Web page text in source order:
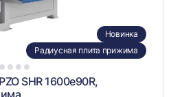
2 3 4 5
Новинка
Радиусная плита прижима
SHR 1600e90R,